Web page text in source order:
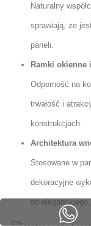
Naturalny
sprawiają, że
paneli.
Ramki okienne
Odporność na
trwałość i
konstrukcjach.
Architektura
Stosowane w
dekoracyjne
do